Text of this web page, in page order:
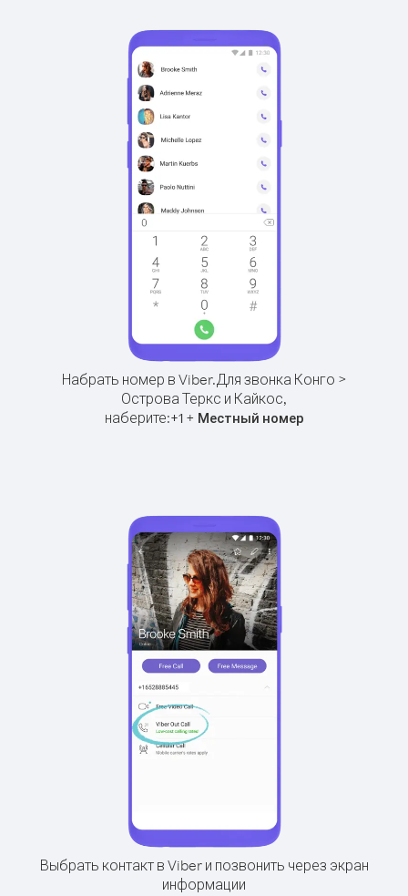
Набрать номер в Viber.Для звонка Конго >
Острова Теркс и Кайкос,
наберите:+1+ Местный номер
Выбрать контакт в Viber и позвонить через экран
информации